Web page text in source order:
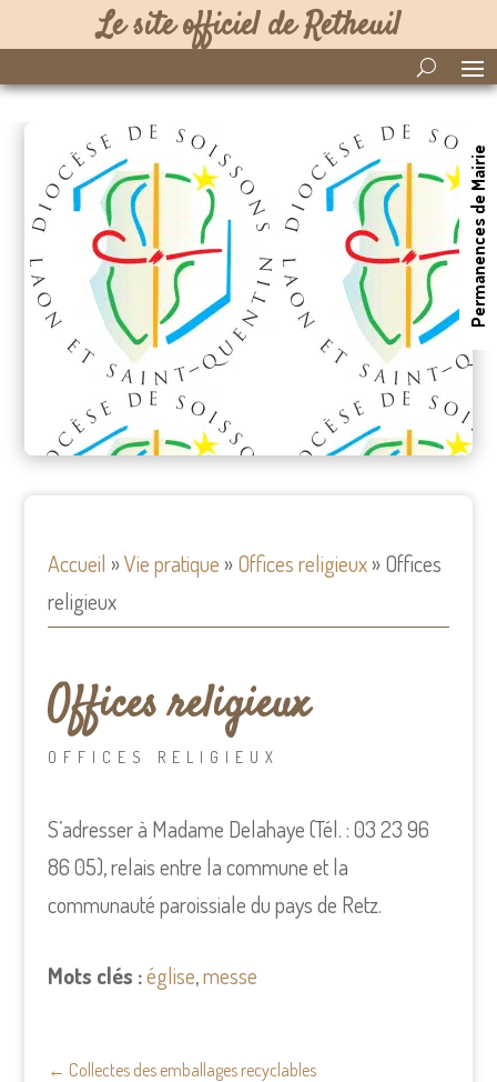
Le site officiel de Retheuil
Permanences de Mairie
Accueil »Vie pratique »Offices religieux»Offices
religieux
Offices religieux
OFFICES RELIGIEUX
S’adresser à Madame Delahaye (Tél. : 03 23 96
86 05), relais entre la commune et la
communauté paroissiale du pays de Retz.
Mots clés :église,messe
← Collectes des emballages recyclables